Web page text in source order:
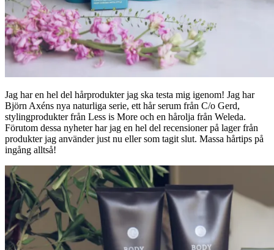
Jag har en hel del hårprodukter jag ska testa mig igenom! Jag har
Björn Axéns nya naturliga serie, ett hår serum från C/o Gerd,
stylingprodukter från Less is More och en hårolja från Weleda.
Förutom dessa nyheter har jag en hel del recensioner på lager från
produkter jag använder just nu eller som tagit slut. Massa hårtips på
ingång alltså!